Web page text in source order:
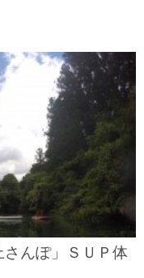
んぽ」ＳＵＰ体